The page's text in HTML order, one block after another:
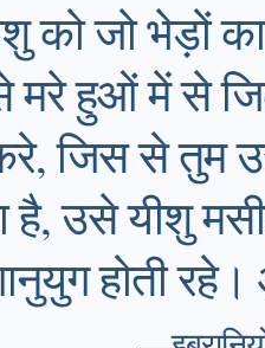
को जो भेड़ों
मरे हुओं में से
जिस से तुम
है, उसे यीशु
होती